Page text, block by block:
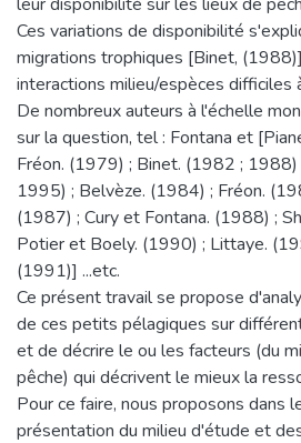
Ces variations de disponibilité
migrations trophiques [Binet,
interactions milieu/espèces difficiles
De nombreux auteurs à l'échelle
sur la question, tel : Fontana et
Fréon. (1979) ; Binet. (1982 ; 1988)
1995) ; Belvèze. (1984) ; Fréon.
(1987) ; Cury et Fontana. (1988) ;
Potier et Boely. (1990) ; Littaye.
(1991)] ...etc.
Ce présent travail se propose
de ces petits pélagiques sur
et de décrire le ou les facteurs (du
pêche) qui décrivent le mieux la
Pour ce faire, nous proposons dans
présentation du milieu d'étude et